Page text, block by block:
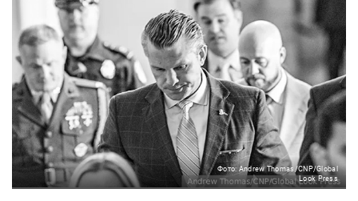
Фото: Andrew Thomas/CNP/Global
Look Press